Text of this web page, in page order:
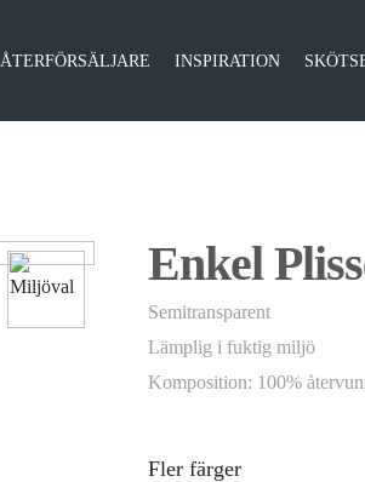
ÅTERFÖRSÄLJARE INSPIRATION
Enkel
Semitransparent
Lämplig i fuktig miljö
Komposition: 100%
Fler färger